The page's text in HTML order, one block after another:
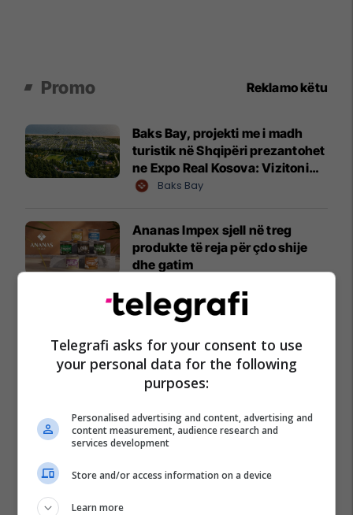
Promo Reklamo këtu
Baks Bay, projekti me i madh
turistik në Shqipëri prezantohet
ne Expo Real Kosova: Vizitoni
shtandin dhe zbuloni
Baks Bay
Ananas Impex sjell në treg
produkte të reja për çdo shije
dhe gatim
Maturant, puno nga shtëpia!
Studio Siguri Kibernetike ose
Programim
Cacttus Education
Oferta e Korrikut në FAFA Sun
Fafa Resorts
Telegrafi asks for your consent to use
your personal data for the following
purposes:
Personalised advertising and content, advertising and
content measurement, audience research and
services development
Store and/or access information on a device
Learn more